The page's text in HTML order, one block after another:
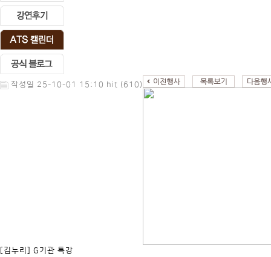
작성일 25-10-01 15:10 hit (610)
[김누리] G기관 특강